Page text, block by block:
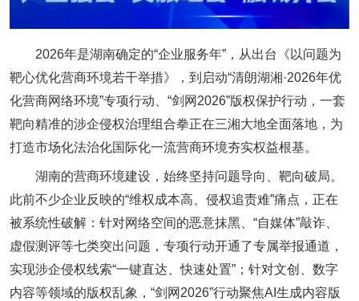
2026年是湖南确定的“企业服务年”，从出台《以问题为
靶心优化营商环境若干举措》，到启动“清朗湖湘·2026年优
化营商网络环境”专项行动、“剑网2026”版权保护行动，一套
靶向精准的涉企侵权治理组合拳正在三湘大地全面落地，为
打造市场化法治化国际化一流营商环境夯实权益根基。
湖南的营商环境建设，始终坚持问题导向、靶向破局。
此前不少企业反映的“维权成本高、侵权追责难”痛点，正在
被系统性破解：针对网络空间的恶意抹黑、“自媒体”敲诈、
虚假测评等七类突出问题，专项行动开通了专属举报通道，
实现涉企侵权线索“一键直达、快速处置”；针对文创、数字
内容等领域的版权乱象，“剑网2026”行动聚焦AI生成内容版